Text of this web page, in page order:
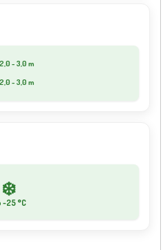
- 3,0 m
- 3,0 m
❄️
-25 °C